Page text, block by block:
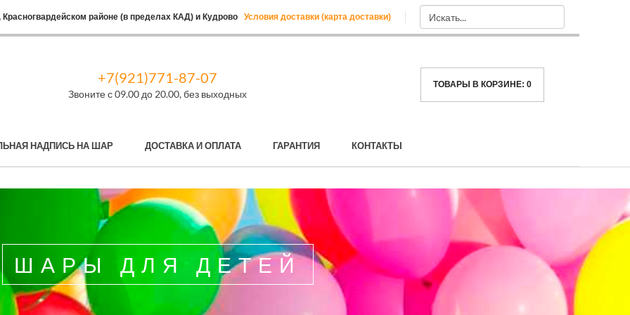
районе (в пределах КАД) и Кудрово Условия доставки (карта доставки)
+7(921)771-87-07
Звоните с 09.00 до 20.00, без выходных
ТОВАРЫ В КОРЗИНЕ: 0
НАДПИСЬ НА ШАР ДОСТАВКА И ОПЛАТА ГАРАНТИЯ КОНТАКТЫ
ШАРЫ ДЛЯ ДЕТЕЙ